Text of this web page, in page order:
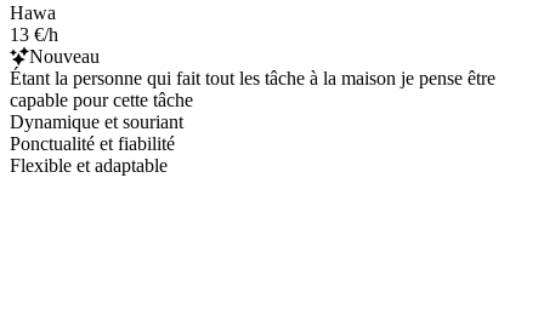
Hawa
13 €/h
Nouveau
Étant la personne qui fait tout les tâche à la maison je pense être
capable pour cette tâche
Dynamique et souriant
Ponctualité et fiabilité
Flexible et adaptable